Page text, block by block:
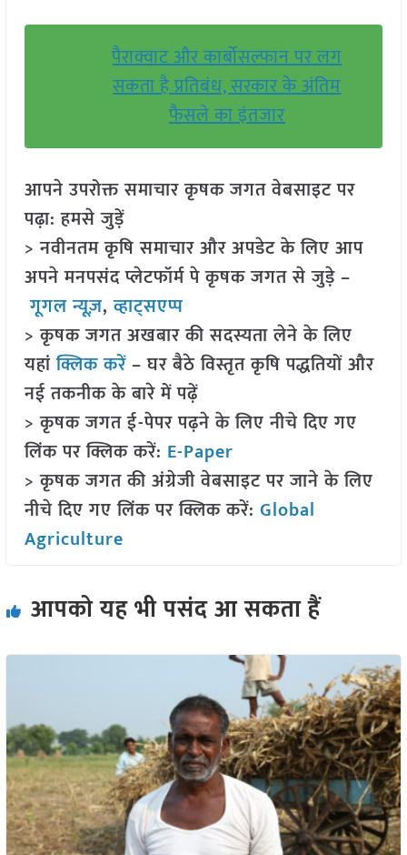
पैराक्वाट और कार्बोसल्फान पर लग
सकता है प्रतिबंध, सरकार के अंतिम
फैसले का इंतजार
आपने उपरोक्त समाचार कृषक जगत वेबसाइट पर
पढ़ा: हमसे जुड़ें
> नवीनतम कृषि समाचार और अपडेट के लिए आप
अपने मनपसंद प्लेटफॉर्म पे कृषक जगत से जुड़े –
गूगल न्यूज़,व्हाट्सएप्प
> कृषक जगत अखबार की सदस्यता लेने के लिए
यहांक्लिक करें– घर बैठे विस्तृत कृषि पद्धतियों और
नई तकनीक के बारे में पढ़ें
> कृषक जगत ई-पेपर पढ़ने के लिए नीचे दिए गए
लिंक पर क्लिक करें: E-Paper
> कृषक जगत की अंग्रेजी वेबसाइट पर जाने के लिए
नीचे दिए गए लिंक पर क्लिक करें: Global
Agriculture
आपको यह भी पसंद आ सकता हैं